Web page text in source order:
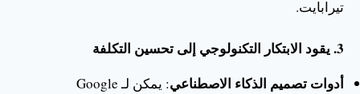
تيرابايت.
3. يقود الابتكار التكنولوجي إلى تحسين التكلفة
أدوات تصميم الذكاء الاصطناعي
: يمكن لـ Google